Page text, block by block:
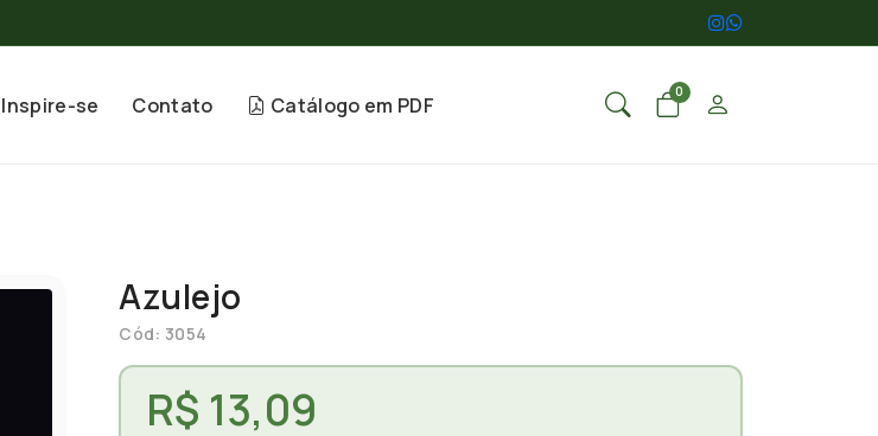
Inspire-se Contato Catálogo em PDF
0
Azulejo
Cód: 3054
R$ 13,09